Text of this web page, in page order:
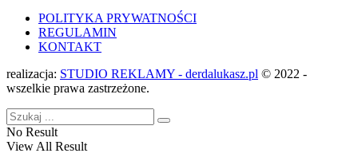
POLITYKA PRYWATNOŚCI
REGULAMIN
KONTAKT
realizacja: STUDIO REKLAMY - derdalukasz.pl © 2022 -
wszelkie prawa zastrzeżone.
No Result
View All Result